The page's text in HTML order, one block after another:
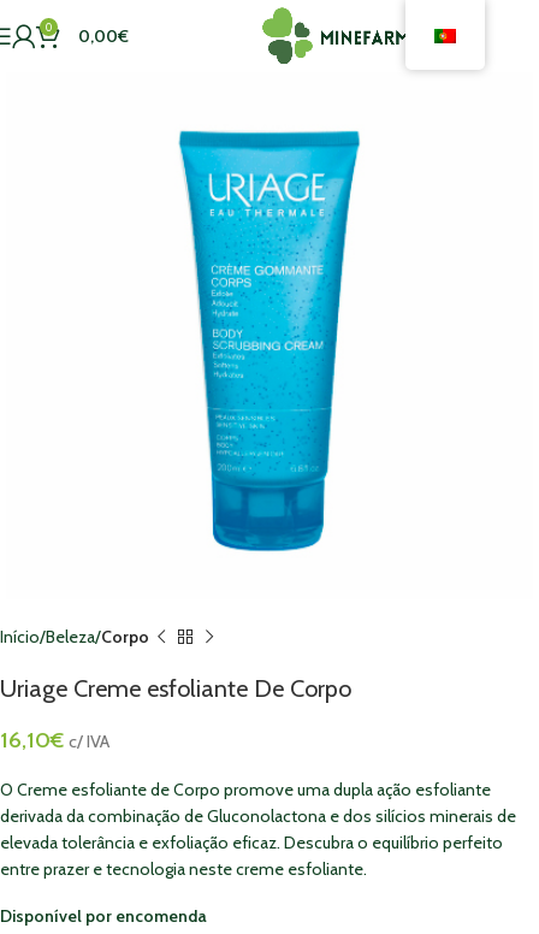
0 0,00€
Início Beleza Corpo
Uriage Creme esfoliante De Corpo
16,10€ c/ IVA
O Creme esfoliante de Corpo promove uma dupla ação esfoliante
derivada da combinação de Gluconolactona e dos silícios minerais de
elevada tolerância e exfoliação eficaz. Descubra o equilíbrio perfeito
entre prazer e tecnologia neste creme esfoliante.
Disponível por encomenda